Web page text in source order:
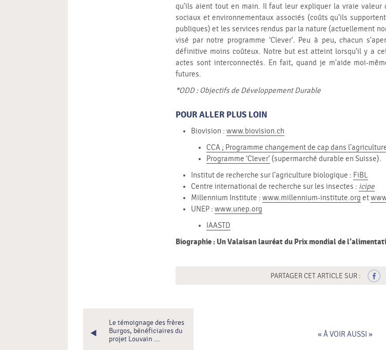
qu’ils aient tout en main. Il faut leur expliquer la vraie valeur
sociaux et environnementaux associés (coûts qu’ils
publiques) et les services rendus par la nature (actuellement
visé par notre programme ‘Clever’. Peu à peu, chacun
définitive moins coûteux. Notre but est atteint lorsqu’il y a
actes sont interconnectés. En fait, quand je m’aide moi-
futures.
*ODD : Objectifs de Développement Durable
POUR ALLER PLUS LOIN
Biovision :www.biovision.ch
CCA ; Programme changement de cap dans
Programme ‘Clever’ (supermarché durable en Suisse).
Institut de recherche sur l’agriculture biologique : FiBL
Centre international de recherche sur les insectes : icipe
Millennium Institute :www.millennium-institute.org et
UNEP :www.unep.org
IAASTD
Biographie : Un Valaisan lauréat du Prix mondial de
PARTAGER CET ARTICLE SUR :
« À VOIR AUSSI »
Le témoignage des frères
Burgos, bénéficiaires du
projet Louvain ...